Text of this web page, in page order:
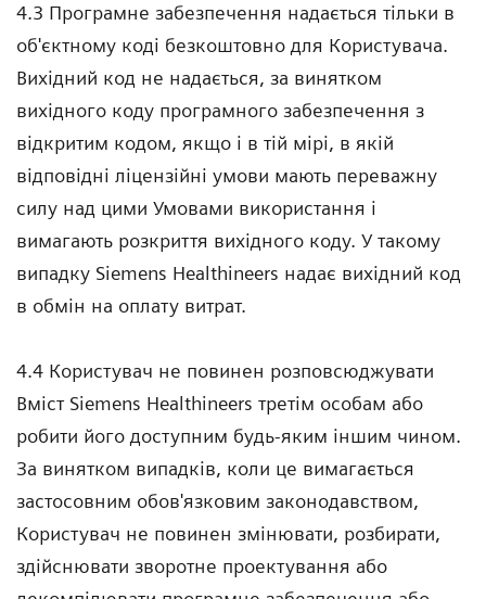
4.3 Програмне забезпечення надається тільки в
об'єктному коді безкоштовно для Користувача.
Вихідний код не надається, за винятком
вихідного коду програмного забезпечення з
відкритим кодом, якщо і в тій мірі, в якій
відповідні ліцензійні умови мають переважну
силу над цими Умовами використання і
вимагають розкриття вихідного коду. У такому
випадку Siemens Healthineers надає вихідний код
в обмін на оплату витрат.
4.4 Користувач не повинен розповсюджувати
Вміст Siemens Healthineers третім особам або
робити його доступним будь-яким іншим чином.
За винятком випадків, коли це вимагається
застосовним обов'язковим законодавством,
Користувач не повинен змінювати, розбирати,
здійснювати зворотне проектування або